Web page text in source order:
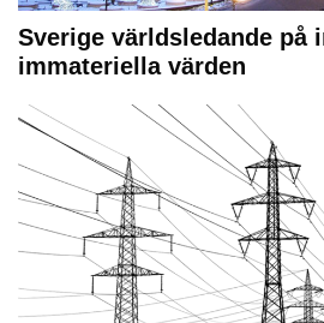
Sverige världsledande på
immateriella värden